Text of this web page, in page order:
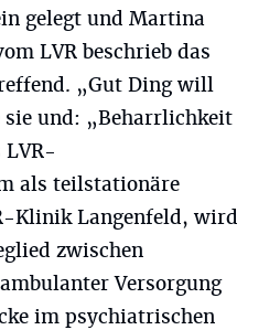
gelegt und Martina
LVR beschrieb das
„Gut Ding will
sie und: „Beharrlichkeit
LVR-
als teilstationäre
Klinik Langenfeld, wird
zwischen
Versorgung
im psychiatrischen